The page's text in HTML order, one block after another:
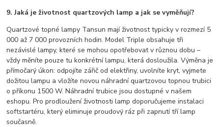
9. Jaká je životnost quartzových lamp a jak se vyměňují?
Quartzové topné lampy Tansun mají životnost typicky v rozmezí 5
000 až 7 000 provozních hodin. Model Triple obsahuje tři
nezávislé lampy, které se mohou opotřebovat v různou dobu –
vždy měníte pouze tu konkrétní lampu, která dosloužila. Výměna je
přímočarý úkon: odpojíte zářič od elektřiny, uvolníte kryt, vyjmete
dožitou lampu a vložíte novou náhradní quartzovou topnou trubici
o příkonu 1500 W. Náhradní trubice jsou dostupné v našem
eshopu. Pro prodloužení životnosti lamp doporučujeme instalaci
softstartéru, který eliminuje proudový ráz při zapnutí tří lamp
současně.